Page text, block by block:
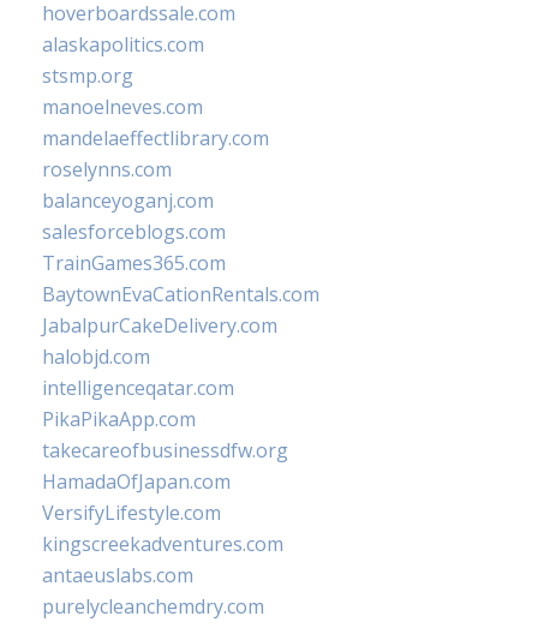
hoverboardssale.com
alaskapolitics.com
stsmp.org
manoelneves.com
mandelaeffectlibrary.com
roselynns.com
balanceyoganj.com
salesforceblogs.com
TrainGames365.com
BaytownEvaCationRentals.com
JabalpurCakeDelivery.com
halobjd.com
intelligenceqatar.com
PikaPikaApp.com
takecareofbusinessdfw.org
HamadaOfJapan.com
VersifyLifestyle.com
kingscreekadventures.com
antaeuslabs.com
purelycleanchemdry.com